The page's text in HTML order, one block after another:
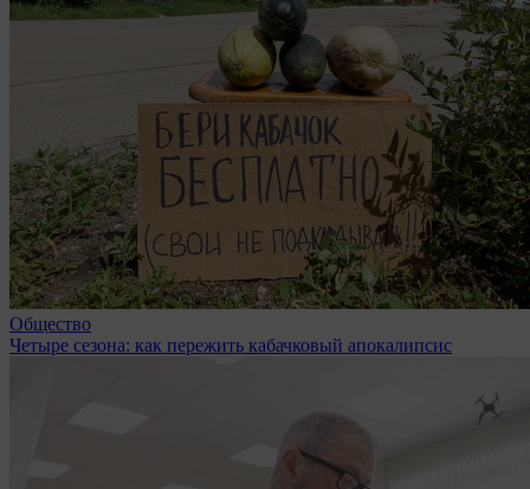
Общество
Четыре сезона: как пережить кабачковый апокалипсис